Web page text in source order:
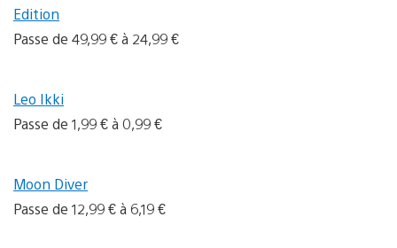
Edition
Passe de 49,99 € à 24,99 €
Leo Ikki
Passe de 1,99 € à 0,99 €
Moon Diver
Passe de 12,99 € à 6,19 €